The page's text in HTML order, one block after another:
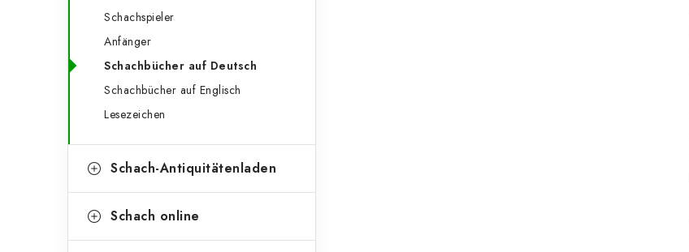
e
Schachspieler
Anfänger
Schachbücher auf Deutsch
Schachbücher auf Englisch
Lesezeichen
Schach-Antiquitätenladen
Schach online